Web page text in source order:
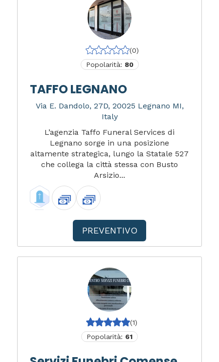
(0)
Popolarità: 80
TAFFO LEGNANO
Via E. Dandolo, 27D, 20025 Legnano MI,
Italy
L’agenzia Taffo Funeral Services di
Legnano sorge in una posizione
altamente strategica, lungo la Statale 527
che collega la città stessa con Busto
Arsizio...
PREVENTIVO
(1)
Popolarità: 61